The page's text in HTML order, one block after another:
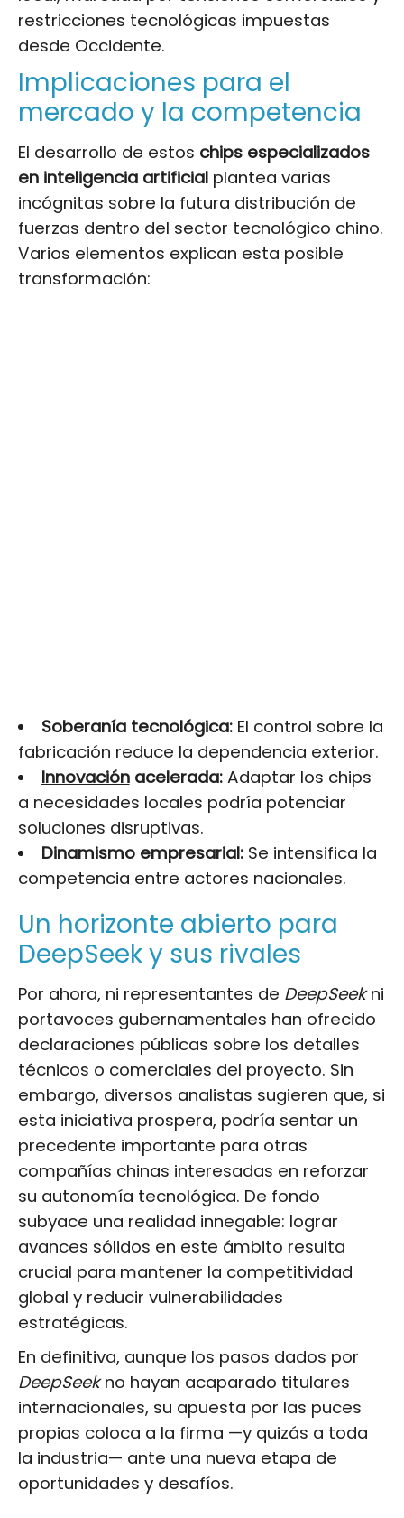
restricciones tecnológicas impuestas
desde Occidente.
Implicaciones para el
mercado y la competencia
El desarrollo de estos chips especializados
en inteligencia artificial plantea varias
incógnitas sobre la futura distribución de
fuerzas dentro del sector tecnológico chino.
Varios elementos explican esta posible
transformación:
Soberanía tecnológica:El control sobre la
fabricación reduce la dependencia exterior.
Innovaciónacelerada:Adaptar los chips
a necesidades locales podría potenciar
soluciones disruptivas.
Dinamismo empresarial:Se intensifica la
competencia entre actores nacionales.
Un horizonte abierto para
DeepSeek y sus rivales
Por ahora, ni representantes de DeepSeekni
portavoces gubernamentales han ofrecido
declaraciones públicas sobre los detalles
técnicos o comerciales del proyecto. Sin
embargo, diversos analistas sugieren que, si
esta iniciativa prospera, podría sentar un
precedente importante para otras
compañías chinas interesadas en reforzar
su autonomía tecnológica. De fondo
subyace una realidad innegable: lograr
avances sólidos en este ámbito resulta
crucial para mantener la competitividad
global y reducir vulnerabilidades
estratégicas.
En definitiva, aunque los pasos dados por
DeepSeekno hayan acaparado titulares
internacionales, su apuesta por las puces
propias coloca a la firma —y quizás a toda
la industria— ante una nueva etapa de
oportunidades y desafíos.